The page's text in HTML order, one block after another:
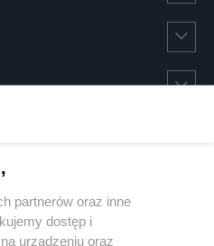
partnerów oraz inne
dostęp i
urządzeniu oraz